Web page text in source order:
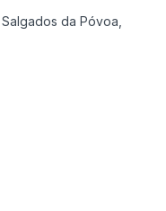
Salgados da Póvoa,